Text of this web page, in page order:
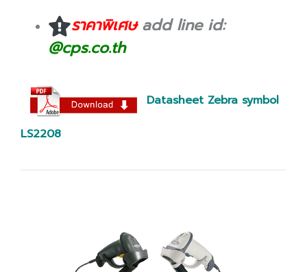
ราคาพิเศษadd line id:
@cps.co.th
Datasheet Zebra symbol
LS2208